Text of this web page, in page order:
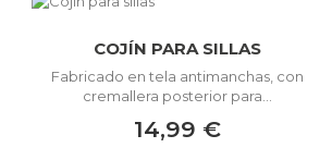
COJÍN PARA SILLAS
Fabricado en tela antimanchas, con
cremallera posterior para...
14,99 €